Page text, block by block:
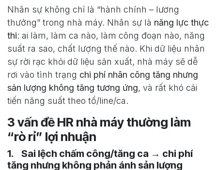
Nhân sự không chỉ là “hành chính – lương
thưởng” trong nhà máy. Nhân sự là năng lực thực
thi: ai làm, làm ca nào, làm công đoạn nào, năng
suất ra sao, chất lượng thế nào. Khi dữ liệu nhân
sự rời rạc khỏi dữ liệu sản xuất, nhà máy sẽ dễ
rơi vào tình trạng chi phí nhân công tăng nhưng
sản lượng không tăng tương ứng, và rất khó cải
tiến năng suất theo tổ/line/ca.
3 vấn đề HR nhà máy thường làm
“rò rỉ” lợi nhuận
1. Sai lệch chấm công/tăng ca → chi phí
tăng nhưng không phản ánh sản lượng